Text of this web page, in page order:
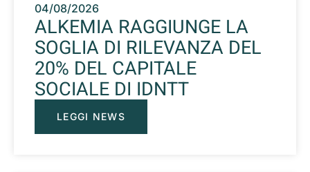
04/08/2026
ALKEMIA RAGGIUNGE LA
SOGLIA DI RILEVANZA DEL
20% DEL CAPITALE
SOCIALE DI IDNTT
LEGGI NEWS